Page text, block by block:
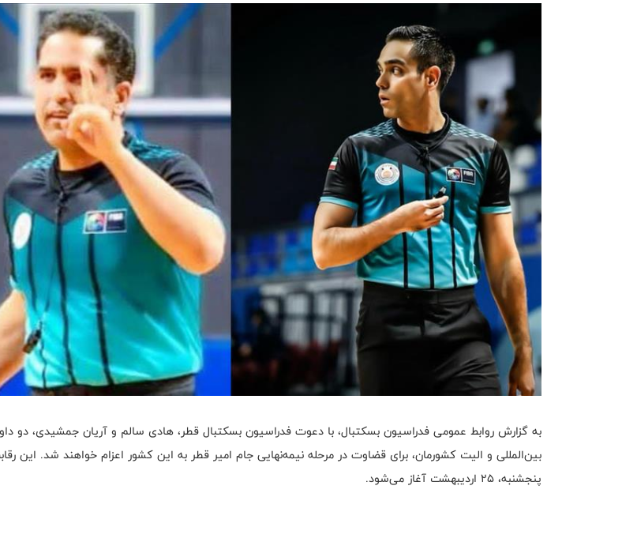
به گزارش روابط عمومی فدراسیون بسکتبال، با دعوت فدراسیون بسکتبال قطر، هادی سالم و آریان جمشیدی، دو
بین‌المللی و الیت کشورمان، برای قضاوت در مرحله نیمه‌نهایی جام امیر قطر به این کشور اعزام خواهند شد. این
پنجشنبه، ۲۵ اردیبهشت آغاز می‌شود.